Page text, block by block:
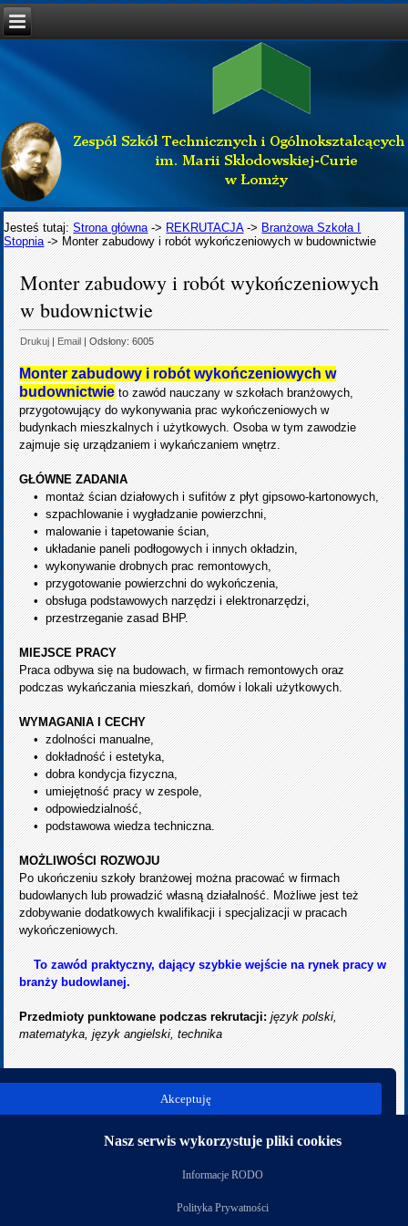
Jesteś tutaj:Strona główna -> REKRUTACJA-> Branżowa Szkoła I
Stopnia -> Monter zabudowy i robót wykończeniowych w budownictwie
Monter zabudowy i robót wykończeniowych
w budownictwie
Drukuj | Email | Odsłony: 6005
Monter zabudowy i robót wykończeniowych w
budownictwie to zawód nauczany w szkołach branżowych,
przygotowujący do wykonywania prac wykończeniowych w
budynkach mieszkalnych i użytkowych. Osoba w tym zawodzie
zajmuje się urządzaniem i wykańczaniem wnętrz.
GŁÓWNE ZADANIA
• montaż ścian działowych i sufitów z płyt gipsowo-kartonowych,
• szpachlowanie i wygładzanie powierzchni,
• malowanie i tapetowanie ścian,
• układanie paneli podłogowych i innych okładzin,
• wykonywanie drobnych prac remontowych,
• przygotowanie powierzchni do wykończenia,
• obsługa podstawowych narzędzi i elektronarzędzi,
• przestrzeganie zasad BHP.
MIEJSCE PRACY
Praca odbywa się na budowach, w firmach remontowych oraz
podczas wykańczania mieszkań, domów i lokali użytkowych.
WYMAGANIA I CECHY
• zdolności manualne,
• dokładność i estetyka,
• dobra kondycja fizyczna,
• umiejętność pracy w zespole,
• odpowiedzialność,
• podstawowa wiedza techniczna.
MOŻLIWOŚCI ROZWOJU
Po ukończeniu szkoły branżowej można pracować w firmach
budowlanych lub prowadzić własną działalność. Możliwe jest też
zdobywanie dodatkowych kwalifikacji i specjalizacji w pracach
wykończeniowych.
To zawód praktyczny, dający szybkie wejście na rynek pracy w
branży budowlanej.
Przedmioty punktowane podczas rekrutacji: język polski,
matematyka, język angielski, technika
nast.
Akceptuję
Nasz serwis wykorzystuje pliki cookies
Informacje RODO
Polityka Prywatności